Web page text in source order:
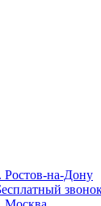
Ростов-на-Дону